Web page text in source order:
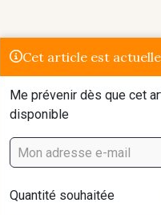
Cet article est
Me prévenir dès que cet
disponible
Quantité souhaitée